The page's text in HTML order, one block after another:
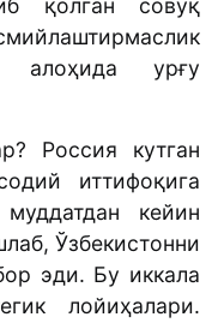
қолган совуқ
алоҳида урғу
Россия кутган
иттифоқига
кейин
Ўзбекистонни
эди. Бу иккала
лойиҳалари.